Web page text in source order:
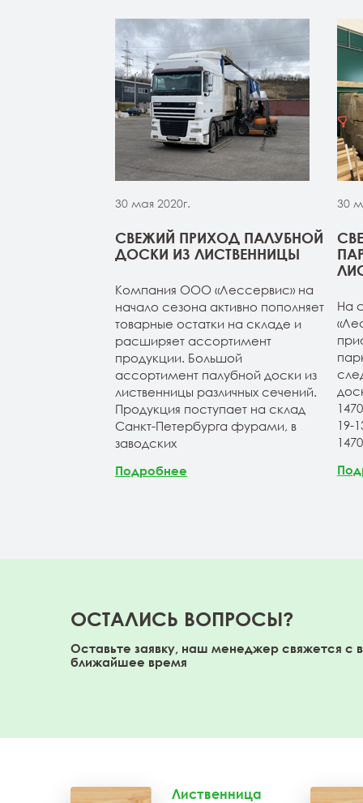
30 мая 2020г.
СВЕЖИЙ ПРИХОД ПАЛУБНОЙ
ДОСКИ ИЗ ЛИСТВЕННИЦЫ
Компания ООО «Лессервис» на
начало сезона активно пополняет
товарные остатки на складе и
расширяет ассортимент
продукции. Большой
ассортимент палубной доски из
лиственницы различных сечений.
Продукция поступает на склад
Санкт-Петербурга фурами, в
заводских
Подробнее
30
На
19-
ОСТАЛИСЬ ВОПРОСЫ?
Оставьте заявку, наш менеджер свяжется с
ближайшее время
Лиственница